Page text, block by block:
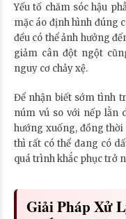
Yếu tố chăm sóc hậu
mặc áo định hình đúng
đều có thể ảnh hưởng
giảm cân đột ngột
nguy cơ chảy xệ.
Để nhận biết sớm tình
núm vú so với nếp lằn
hướng xuống, đồng
thì rất có thể đang có
quá trình khắc phục trở
Giải Pháp Xử